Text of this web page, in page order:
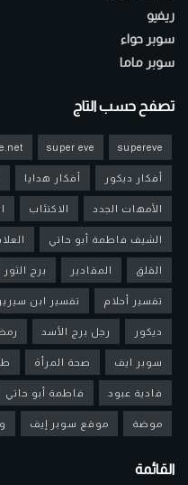
ريفيو
سوبر حواء
سوبر ماما
تصفح حسب التاج
supereve
super eve
أفكار ديكور أفكار هدايا
الأمهات الجدد الاكتئاب
الشيف فاطمة أبو حاتي
القلق المقادير برج الثور
تفسير أحلام تفسير ابن
ديكور رجل برج الأسد
سوبر ايف صحة المرأة
فادية عبود فاطمة أبو حاتي
موضة موقع سوبر إيف
القائمة